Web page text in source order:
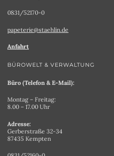
0831/52170-0
papeterie@staehlin.de
Anfahrt
BÜROWELT & VERWALTUNG
Büro (Telefon & E-Mail):
Montag – Freitag:
8.00 – 17.00 Uhr
Adresse:
Gerberstraße 32-34
87435 Kempten